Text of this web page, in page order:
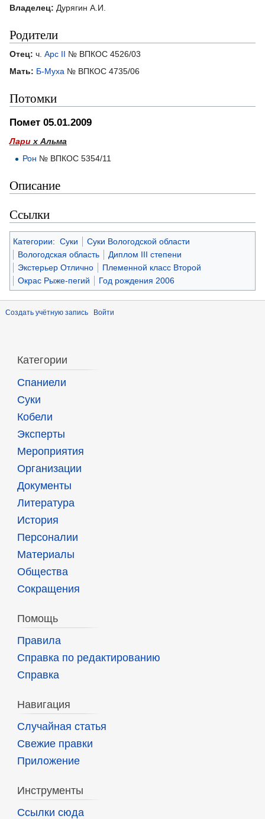
Владелец: Дурягин А.И.
Родители
Отец: ч. Арс II № ВПКОС 4526/03
Мать: Б-Муха № ВПКОС 4735/06
Потомки
Помет 05.01.2009
Лари х Альма
Рон № ВПКОС 5354/11
Описание
Ссылки
Категории: Суки
Суки Вологодской области
Вологодская область
Диплом III степени
Экстерьер Отлично
Племенной класс Второй
Окрас Рыже-пегий
Год рождения 2006
Создать учётную запись Войти
Категории
Спаниели
Суки
Кобели
Эксперты
Мероприятия
Организации
Документы
Литература
История
Персоналии
Материалы
Общества
Сокращения
Помощь
Правила
Справка по редактированию
Справка
Навигация
Случайная статья
Свежие правки
Приложение
Инструменты
Ссылки сюда